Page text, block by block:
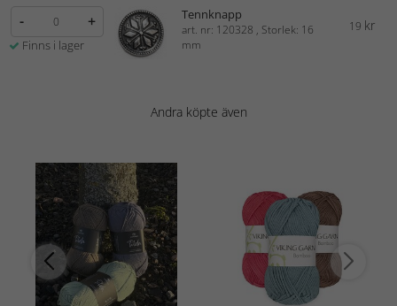
- +
Finns i lager
Tennknapp
art. nr: 120328 , Storlek: 16
mm
19 kr
Andra köpte även